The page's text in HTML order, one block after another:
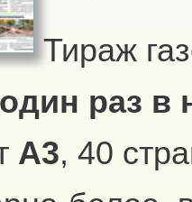
Тираж
один раз в
А3, 40